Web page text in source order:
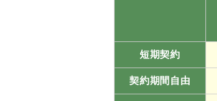
短期契約
契約期間自由